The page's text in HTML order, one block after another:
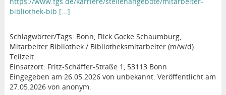
bibliothek-bib [...]
Schlagwörter/Tags: Bonn, Flick Gocke Schaumburg,
Mitarbeiter Bibliothek / Bibliotheksmitarbeiter (m/w/d)
Teilzeit.
Einsatzort: Fritz-Schäffer-Straße 1, 53113 Bonn
Eingegeben am 26.05.2026 von unbekannt. Veröffentlicht am
27.05.2026 von anonym.